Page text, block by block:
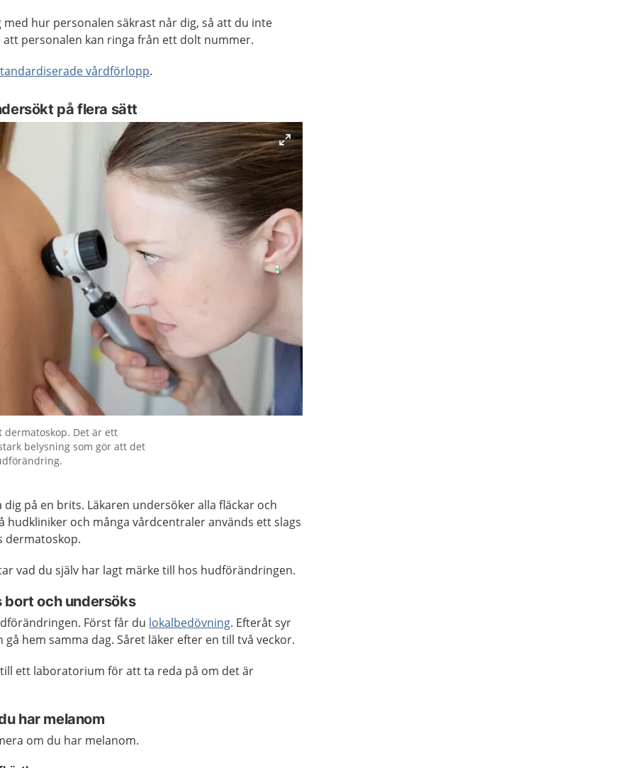
hur personalen säkrast når dig, så att du inte
att personalen kan ringa från ett dolt nummer.
vårdförlopp.
på flera sätt
Det är ett
belysning som gör att det
dig på en brits. Läkaren undersöker alla fläckar och
hudkliniker och många vårdcentraler används ett slags
dermatoskop.
vad du själv har lagt märke till hos hudförändringen.
bort och undersöks
Först får du lokalbedövning. Efteråt syr
gå hem samma dag. Såret läker efter en till två veckor.
ett laboratorium för att ta reda på om det är
har melanom
om du har melanom.